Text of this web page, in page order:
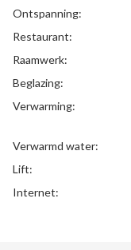
Ontspanning:
Restaurant:
Raamwerk:
Beglazing:
Verwarming:
Verwarmd water:
Lift:
Internet: